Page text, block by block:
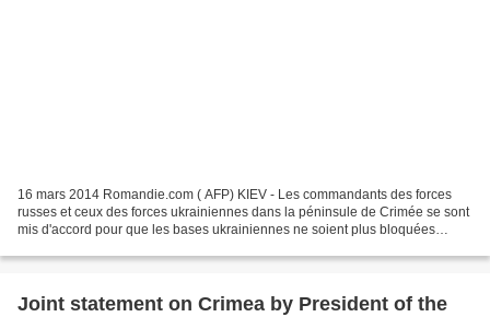
16 mars 2014 Romandie.com ( AFP) KIEV - Les commandants des forces
russes et ceux des forces ukrainiennes dans la péninsule de Crimée se sont
mis d'accord pour que les bases ukrainiennes ne soient plus bloquées
Joint statement on Crimea by President of the